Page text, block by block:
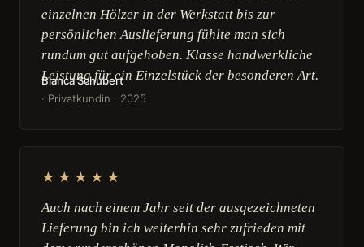
einzelnen Hölzer in der Werkstatt bis zur
persönlichen Auslieferung fühlte man sich
rundum gut aufgehoben. Klasse handwerkliche
Leistung für ein Einzelstück der besonderen Art.
Bianca Schubert
· Privatkundin · 2025
★★★★★
Auch nach einem Jahr seit der ausgezeichneten
Lieferung bin ich weiterhin sehr zufrieden mit